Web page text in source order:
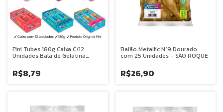
Fini Tubes 180g Caixa C/12
Unidades Bala de Gelatina
R$8,79
Balão Metallic N°9 Dourado
com 25 Unidades - SÃO ROQUE
R$26,90